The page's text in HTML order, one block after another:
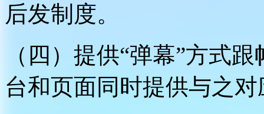
后发制度。
（四）提供“弹幕”方式
台和页面同时提供与之